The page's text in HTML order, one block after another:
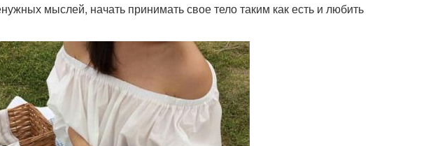
мыслей, начать принимать свое тело таким как есть и любить